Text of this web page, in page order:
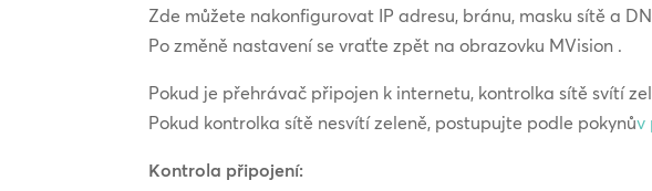
Zde můžete nakonfigurovat IP adresu, bránu, masku sítě a
Po změně nastavení se vraťte zpět na obrazovku MVision .
Pokud je přehrávač připojen k internetu, kontrolka sítě svítí
Pokud kontrolka sítě nesvítí zeleně, postupujte podle pokynův
Kontrola připojení: